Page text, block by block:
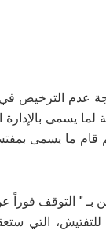
بوقف العمل والبناء بحجة
يسمى بالإدارة
ما يسمى بمفتش
" التوقف فوراً
الفرعية للتفتيش،